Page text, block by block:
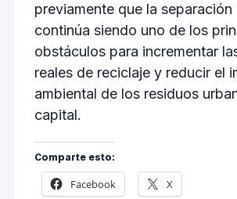
previamente que la
continúa siendo uno de los
obstáculos para incrementar
reales de reciclaje y reducir el
ambiental de los residuos
capital.
Comparte esto:
Facebook X